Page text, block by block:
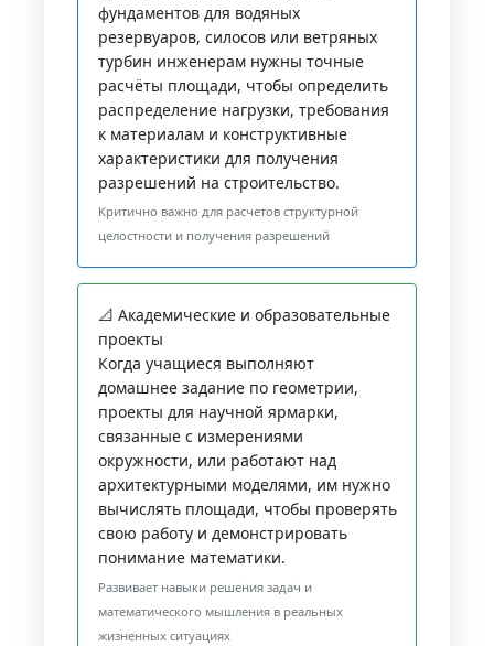
фундаментов для водяных
резервуаров, силосов или ветряных
турбин инженерам нужны точные
расчёты площади, чтобы определить
распределение нагрузки, требования
к материалам и конструктивные
характеристики для получения
разрешений на строительство.
Критично важно для расчетов структурной
целостности и получения разрешений
📐 Академические и образовательные
проекты
Когда учащиеся выполняют
домашнее задание по геометрии,
проекты для научной ярмарки,
связанные с измерениями
окружности, или работают над
архитектурными моделями, им нужно
вычислять площади, чтобы проверять
свою работу и демонстрировать
понимание математики.
Развивает навыки решения задач и
математического мышления в реальных
жизненных ситуациях